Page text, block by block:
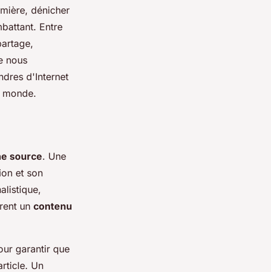
dénicher
Entre
nous
d'Internet
source. Une
et son
un contenu
garantir que
Un